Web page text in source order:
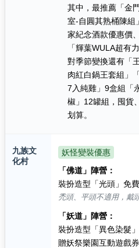
其中，最推薦「金
室-自圓其熟桶陳組
家紀念酒款優惠價
「輝葉WULA超有
對季節變換還有「
肉紅白鍋王套組」
7入純雞」9盒組「
椒」12罐組，囤貨
划算。
九族文
化村
妖怪變裝優惠
「佛道」陣營：
裝扮造型「光頭」免
禿頭、平頭不適用，戴
「妖道」陣營：
裝扮造型「異色染髮
贈妖祭樂園互動遊戲